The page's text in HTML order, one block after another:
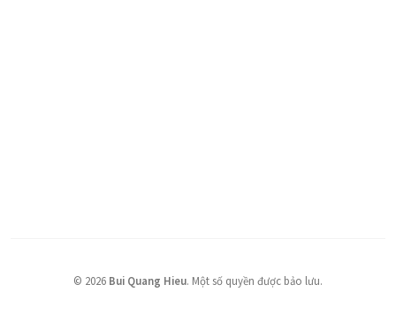
© 2026 Bui Quang Hieu. Một số quyền được bảo lưu.